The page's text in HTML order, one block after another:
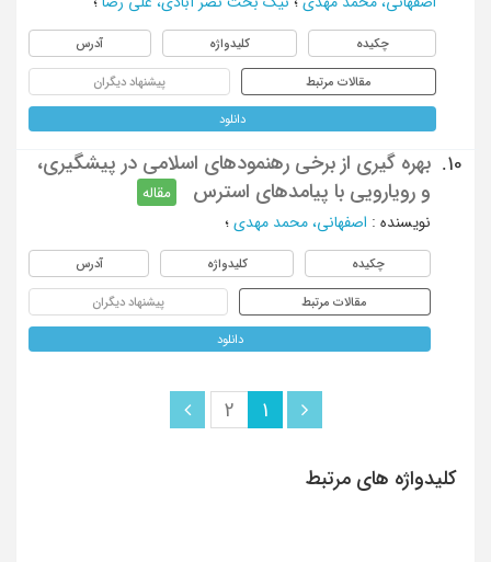
چکیده کلیدواژه آدرس
مقالات مرتبط پیشنهاد دیگران
دانلود
10.
بهره گیری از برخی رهنمودهای اسلامی در پیشگیری،
و رویارویی با پیامدهای استرس
مقاله
نویسنده : اصفهانی، محمد مهدی ؛
چکیده کلیدواژه آدرس
مقالات مرتبط پیشنهاد دیگران
دانلود
1
2
کلیدواژه های مرتبط